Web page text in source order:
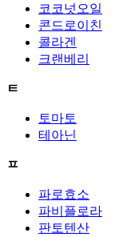
코코넛오일
콘드로이친
콜라겐
크랜베리
ㅌ
토마토
테아닌
ㅍ
파로효소
파비플로라
판토텐산